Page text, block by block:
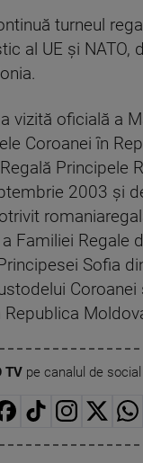
turneul
al UE şi NATO,
vizită oficială a
Coroanei în
Principele
2003 şi
Familiei Regale
Sofia
Coroanei
Republica
TVpe canalul de